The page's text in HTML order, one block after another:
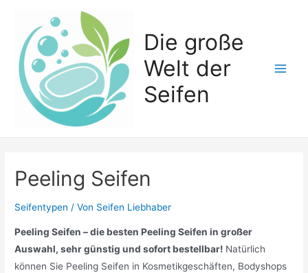
springen
Die große
Welt der
Seifen
Peeling Seifen
Seifentypen / Von Seifen Liebhaber
Peeling Seifen – die besten Peeling Seifen in großer
Auswahl, sehr günstig und sofort bestellbar! Natürlich
können Sie Peeling Seifen in Kosmetikgeschäften, Bodyshops